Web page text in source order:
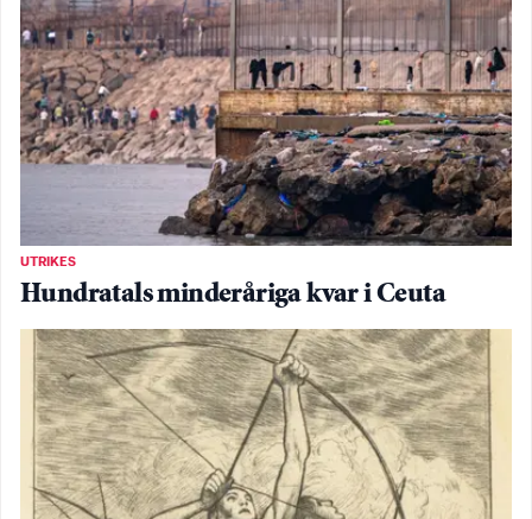
UTRIKES
Hundratals minderåriga kvar i Ceuta